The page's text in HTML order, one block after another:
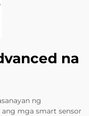
na
ng
mga smart sensor